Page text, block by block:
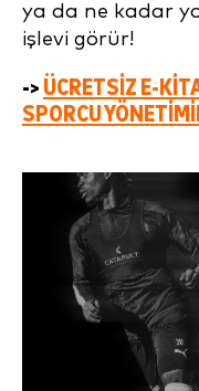
ya da ne kadar
işlevi görür!
-> ÜCRETSIZ E-
SPORCU